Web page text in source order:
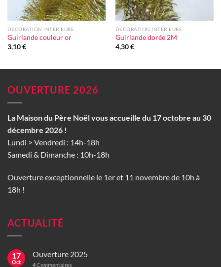
DÉCORATION INTÉRIEURE
Guirlande couleur or
3,10€
DÉCORATION INTÉRIEURE
Guirlande dorée 2M
4,30€
OUVERTURE 2026
La Maison du Père Noël vous accueille du 17 octobre au 30
décembre 2026 !
Lundi > Vendredi : 14h-18h
Samedi & Dimanche : 10h-18h
Ouverture exceptionnelle le 1er et 11 novembre de 10h à
18h !
ACTUALITÉ
17
Oct
Ouverture 2025
4Commentaires